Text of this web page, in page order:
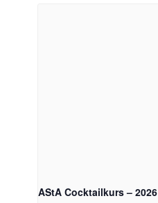
AStA Cocktailkurs – 2026